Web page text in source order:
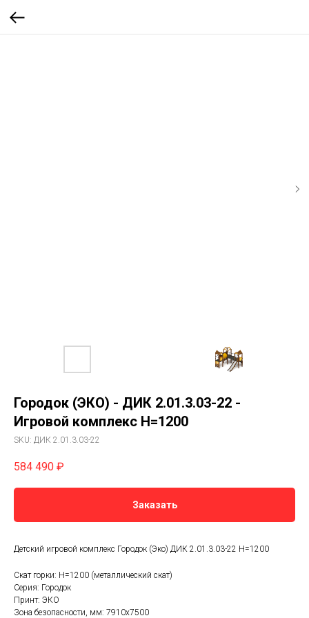
Городок (ЭКО) - ДИК 2.01.3.03-22 -
Игровой комплекс H=1200
SKU: ДИК 2.01.3.03-22
584 490 ₽
Заказать
Детский игровой комплекс Городок (Эко) ДИК 2.01.3.03-22 H=1200
Скат горки: H=1200 (металлический скат)
Серия: Городок
Принт: ЭКО
Зона безопасности, мм: 7910х7500